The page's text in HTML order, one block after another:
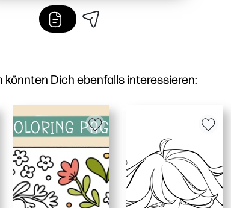
könnten Dich ebenfalls interessieren: